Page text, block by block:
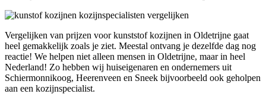
Vergelijken van prijzen voor kunststof kozijnen in Oldetrijne gaat
heel gemakkelijk zoals je ziet. Meestal ontvang je dezelfde dag nog
reactie! We helpen niet alleen mensen in Oldetrijne, maar in heel
Nederland! Zo hebben wij huiseigenaren en ondernemers uit
Schiermonnikoog, Heerenveen en Sneek bijvoorbeeld ook geholpen
aan een kozijnspecialist.